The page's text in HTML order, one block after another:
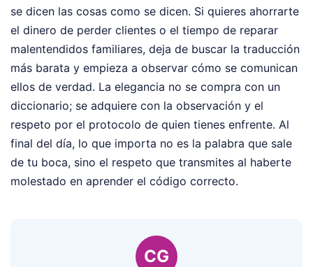
se dicen las cosas como se dicen. Si quieres ahorrarte
el dinero de perder clientes o el tiempo de reparar
malentendidos familiares, deja de buscar la traducción
más barata y empieza a observar cómo se comunican
ellos de verdad. La elegancia no se compra con un
diccionario; se adquiere con la observación y el
respeto por el protocolo de quien tienes enfrente. Al
final del día, lo que importa no es la palabra que sale
de tu boca, sino el respeto que transmites al haberte
molestado en aprender el código correcto.
CG